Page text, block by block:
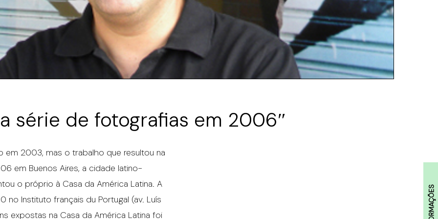
INFORMAÇÕES
série de fotografias em 2006″
em 2003, mas o trabalho que resultou na
em Buenos Aires, a cidade latino-
o próprio à Casa da América Latina. A
Instituto français du Portugal (av. Luís
expostas na Casa da América Latina foi